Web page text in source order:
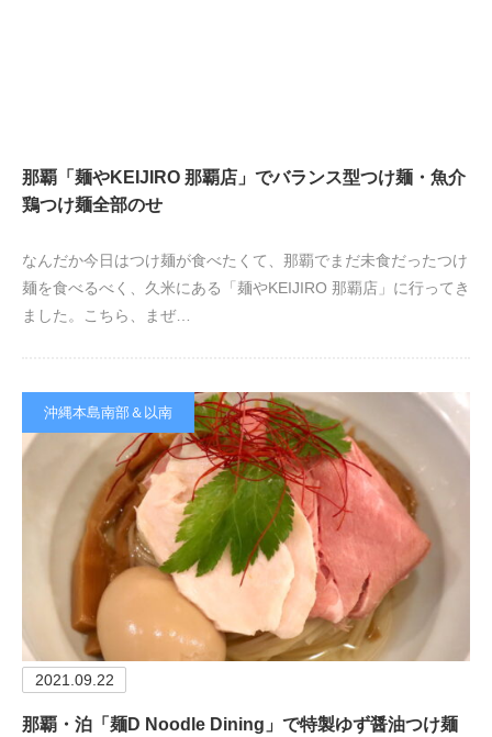
那覇「麺やKEIJIRO 那覇店」でバランス型つけ麺・魚介
鶏つけ麺全部のせ
なんだか今日はつけ麺が食べたくて、那覇でまだ未食だったつけ
麺を食べるべく、久米にある「麺やKEIJIRO 那覇店」に行ってき
ました。こちら、まぜ…
沖縄本島南部＆以南
2021.09.22
那覇・泊「麺D Noodle Dining」で特製ゆず醤油つけ麺